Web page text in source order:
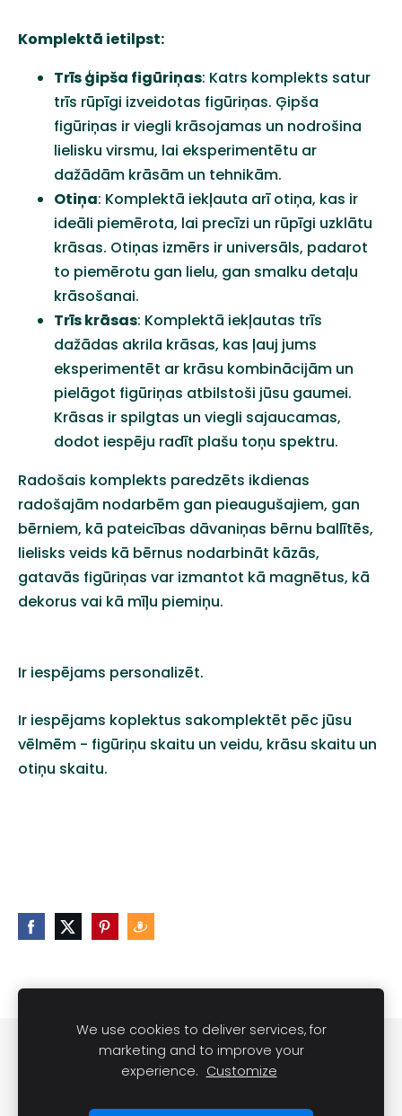
Komplektā ietilpst:
Trīs ģipša figūriņas: Katrs komplekts satur
trīs rūpīgi izveidotas figūriņas. Ģipša
figūriņas ir viegli krāsojamas un nodrošina
lielisku virsmu, lai eksperimentētu ar
dažādām krāsām un tehnikām.
Otiņa: Komplektā iekļauta arī otiņa, kas ir
ideāli piemērota, lai precīzi un rūpīgi uzklātu
krāsas. Otiņas izmērs ir universāls, padarot
to piemērotu gan lielu, gan smalku detaļu
krāsošanai.
Trīs krāsas: Komplektā iekļautas trīs
dažādas akrila krāsas, kas ļauj jums
eksperimentēt ar krāsu kombinācijām un
pielāgot figūriņas atbilstoši jūsu gaumei.
Krāsas ir spilgtas un viegli sajaucamas,
dodot iespēju radīt plašu toņu spektru.
Radošais komplekts paredzēts ikdienas
radošajām nodarbēm gan pieaugušajiem, gan
bērniem, kā pateicības dāvaniņas bērnu ballītēs,
lielisks veids kā bērnus nodarbināt kāzās,
gatavās figūriņas var izmantot kā magnētus, kā
dekorus vai kā mīļu piemiņu.
Ir iespējams personalizēt.
Ir iespējams koplektus sakomplektēt pēc jūsu
vēlmēm - figūriņu skaitu un veidu, krāsu skaitu un
otiņu skaitu.
Noteikumi
Kontakti
Sveču lietošanas noteikumi
Sīkdatnes
We use cookies to deliver services, for
marketing and to improve your
experience. Customize